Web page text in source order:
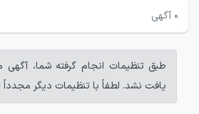
۰ آگهی
طبق تنظیمات انجام گرفته شما، آگهی
یافت نشد. لطفاً با تنظیمات دیگر مجدداً